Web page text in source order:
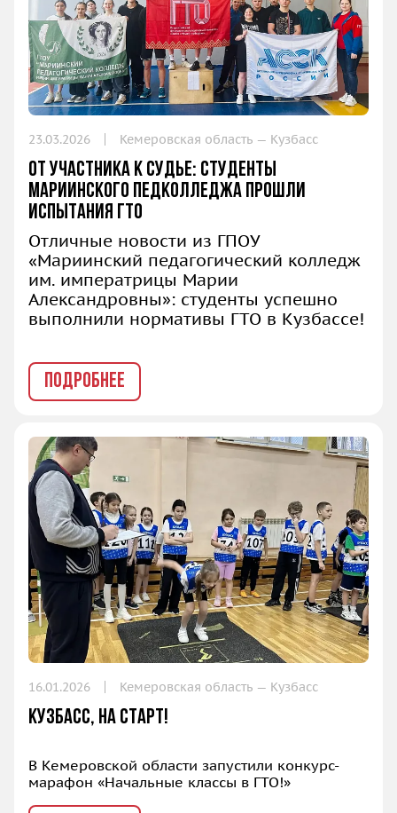
23.03.2026 Кемеровская область — Кузбасс
От участника к судье: студенты
Мариинского педколледжа прошли
испытания ГТО
Отличные новости из ГПОУ
«Мариинский педагогический колледж
им. императрицы Марии
Александровны»: студенты успешно
выполнили нормативы ГТО в Кузбассе!
ПОДРОБНЕЕ
16.01.2026 Кемеровская область — Кузбасс
Кузбасс, на старт!
В Кемеровской области запустили конкурс-
марафон «Начальные классы в ГТО!»